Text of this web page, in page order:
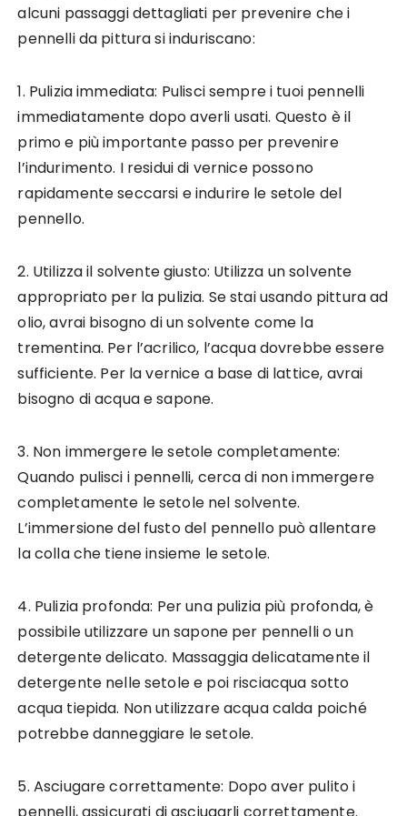
alcuni passaggi dettagliati per prevenire che i
pennelli da pittura si induriscano:
1. Pulizia immediata: Pulisci sempre i tuoi pennelli
immediatamente dopo averli usati. Questo è il
primo e più importante passo per prevenire
l’indurimento. I residui di vernice possono
rapidamente seccarsi e indurire le setole del
pennello.
2. Utilizza il solvente giusto: Utilizza un solvente
appropriato per la pulizia. Se stai usando pittura ad
olio, avrai bisogno di un solvente come la
trementina. Per l’acrilico, l’acqua dovrebbe essere
sufficiente. Per la vernice a base di lattice, avrai
bisogno di acqua e sapone.
3. Non immergere le setole completamente:
Quando pulisci i pennelli, cerca di non immergere
completamente le setole nel solvente.
L’immersione del fusto del pennello può allentare
la colla che tiene insieme le setole.
4. Pulizia profonda: Per una pulizia più profonda, è
possibile utilizzare un sapone per pennelli o un
detergente delicato. Massaggia delicatamente il
detergente nelle setole e poi risciacqua sotto
acqua tiepida. Non utilizzare acqua calda poiché
potrebbe danneggiare le setole.
5. Asciugare correttamente: Dopo aver pulito i